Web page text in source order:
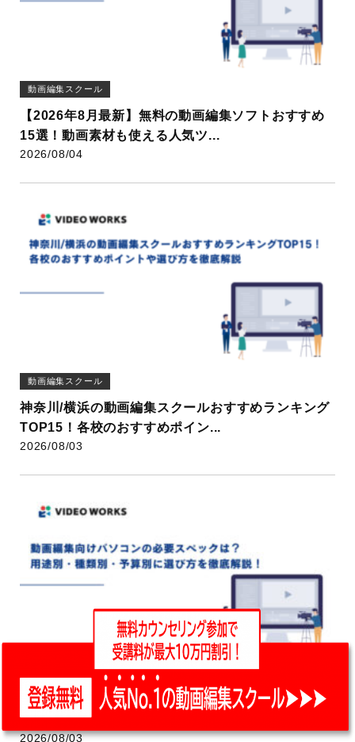
動画編集スクール
【2026年8月最新】無料の動画編集ソフトおすすめ
15選！動画素材も使える人気ツ...
2026/08/04
動画編集スクール
神奈川/横浜の動画編集スクールおすすめランキング
TOP15！各校のおすすめポイン...
2026/08/03
動画編集スクール
動画編集向けパソコンの必要スペックは？用途別・
種類別・予算別に選び方を徹底解説！
2026/08/03